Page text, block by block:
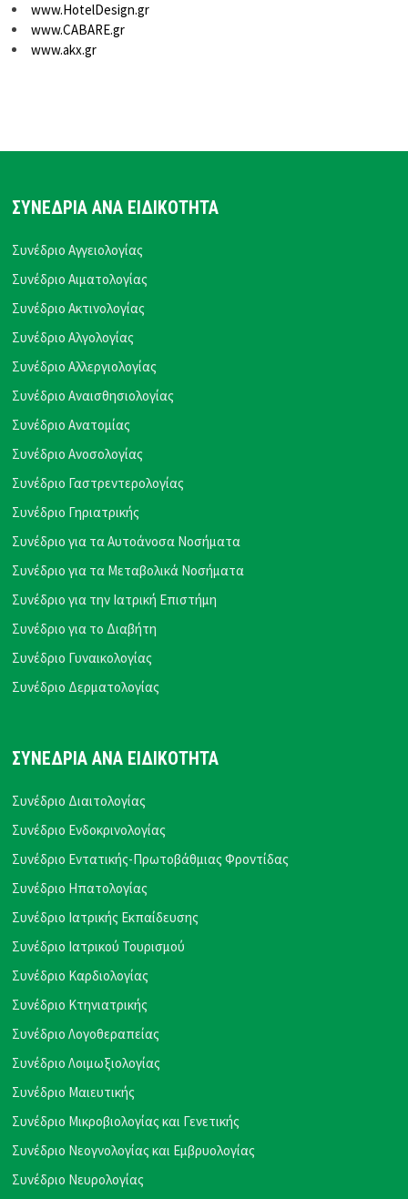
www.HotelDesign.gr
www.CABARE.gr
www.akx.gr
ΣΥΝΕΔΡΙΑ ΑΝΑ ΕΙΔΙΚΟΤΗΤΑ
Συνέδριο Αγγειολογίας
Συνέδριο Αιματολογίας
Συνέδριο Ακτινολογίας
Συνέδριο Αλγολογίας
Συνέδριο Αλλεργιολογίας
Συνέδριο Αναισθησιολογίας
Συνέδριο Ανατομίας
Συνέδριο Ανοσολογίας
Συνέδριο Γαστρεντερολογίας
Συνέδριο Γηριατρικής
Συνέδριο για τα Αυτοάνοσα Νοσήματα
Συνέδριο για τα Μεταβολικά Νοσήματα
Συνέδριο για την Ιατρική Επιστήμη
Συνέδριο για το Διαβήτη
Συνέδριο Γυναικολογίας
Συνέδριο Δερματολογίας
ΣΥΝΕΔΡΙΑ ΑΝΑ ΕΙΔΙΚΟΤΗΤΑ
Συνέδριο Διαιτολογίας
Συνέδριο Ενδοκρινολογίας
Συνέδριο Εντατικής-Πρωτοβάθμιας Φροντίδας
Συνέδριο Ηπατολογίας
Συνέδριο Ιατρικής Εκπαίδευσης
Συνέδριο Ιατρικού Τουρισμού
Συνέδριο Καρδιολογίας
Συνέδριο Κτηνιατρικής
Συνέδριο Λογοθεραπείας
Συνέδριο Λοιμωξιολογίας
Συνέδριο Μαιευτικής
Συνέδριο Μικροβιολογίας και Γενετικής
Συνέδριο Νεογνολογίας και Εμβρυολογίας
Συνέδριο Νευρολογίας